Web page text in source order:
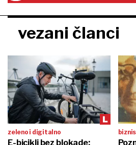
vezani članci
zeleno i digitalno
E-bicikli bez blokade: